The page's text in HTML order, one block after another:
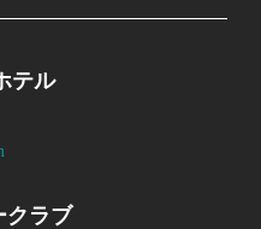
テル
クラブ